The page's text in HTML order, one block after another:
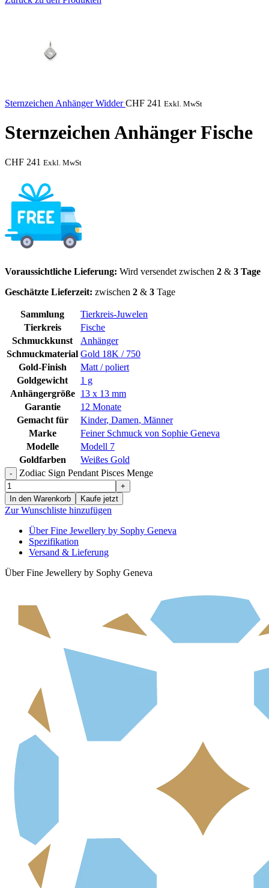
Sternzeichen Anhänger WidderCHF 241 Exkl. MwSt
Sternzeichen Anhänger Fische
CHF 241 Exkl. MwSt
Voraussichtliche Lieferung: Wird versendet zwischen 2 & 3 Tage
Geschätzte Lieferzeit: zwischen 2 & 3 Tage
Sammlung
Tierkreis-Juwelen
Tierkreis
Fische
Schmuckkunst
Anhänger
Schmuckmaterial Gold 18K / 750
Gold-Finish
Matt / poliert
Goldgewicht
1 g
Anhängergröße
13 x 13 mm
Garantie
12 Monate
Gemacht für
Kinder, Damen, Männer
Marke
Feiner Schmuck von Sophie Geneva
Modelle
Modell 7
Goldfarben
Weißes Gold
Zodiac Sign Pendant Pisces Menge
In den Warenkorb Kaufe jetzt
Zur Wunschliste hinzufügen
Über Fine Jewellery by Sophy Geneva
Spezifikation
Versand & Lieferung
Über Fine Jewellery by Sophy Geneva